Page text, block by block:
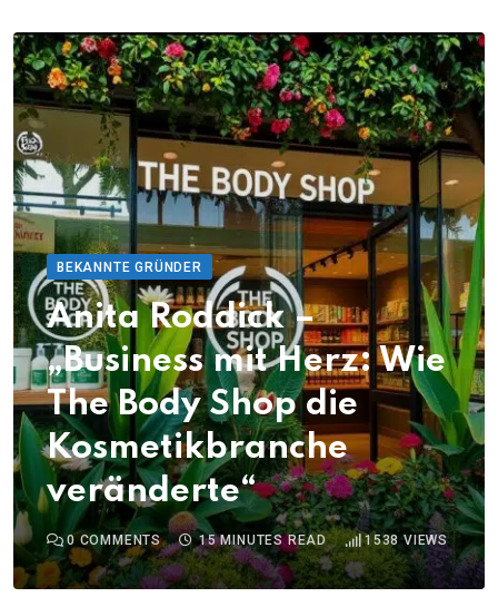
BEKANNTE GRÜNDER
Anita Roddick –
„Business mit Herz: Wie
The Body Shop die
Kosmetikbranche
veränderte“
0 COMMENTS 15 MINUTES READ 1538 VIEWS